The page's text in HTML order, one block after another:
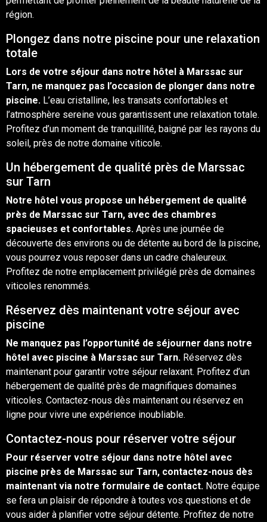
région.
Plongez dans notre piscine pour une relaxation
totale
Lors de votre séjour dans notre hôtel à Marssac sur
Tarn, ne manquez pas l’occasion de plonger dans notre
piscine. L’eau cristalline, les transats confortables et
l’atmosphère sereine vous garantissent une relaxation totale.
Profitez d’un moment de tranquillité, baigné par les rayons du
soleil, près de notre domaine viticole.
Un hébergement de qualité près de Marssac
sur Tarn
Notre hôtel vous propose un hébergement de qualité
près de Marssac sur Tarn, avec des chambres
spacieuses et confortables. Après une journée de
découverte des environs ou de détente au bord de la piscine,
vous pourrez vous reposer dans un cadre chaleureux.
Profitez de notre emplacement privilégié près de domaines
viticoles renommés.
Réservez dès maintenant votre séjour avec
piscine
Ne manquez pas l’opportunité de séjourner dans notre
hôtel avec piscine à Marssac sur Tarn. Réservez dès
maintenant pour garantir votre séjour relaxant. Profitez d’un
hébergement de qualité près de magnifiques domaines
viticoles. Contactez-nous dès maintenant ou réservez en
ligne pour vivre une expérience inoubliable.
Contactez-nous pour réserver votre séjour
Pour réserver votre séjour dans notre hôtel avec
piscine près de Marssac sur Tarn, contactez-nous dès
maintenant via notre formulaire de contact. Notre équipe
se fera un plaisir de répondre à toutes vos questions et de
vous aider à planifier votre séjour détente. Profitez de notre